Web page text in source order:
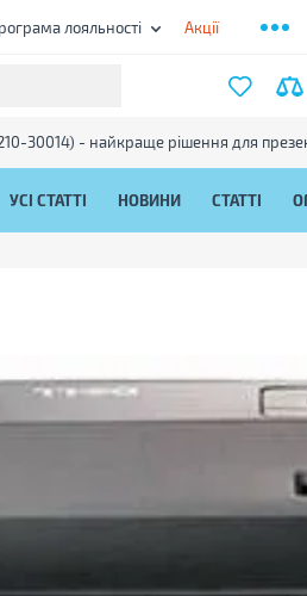
лояльності Акції
30014) - найкраще рішення для
УСІ СТАТТІ НОВИНИ СТАТТІ